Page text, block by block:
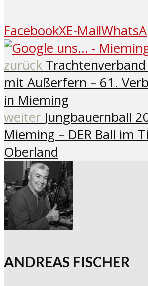
FacebookXE-Mail
zurück
mit Außerfern – 61.
in Mieming
weiter Jungbauernball
Mieming – DER Ball im
Oberland
ANDREAS FISCHER